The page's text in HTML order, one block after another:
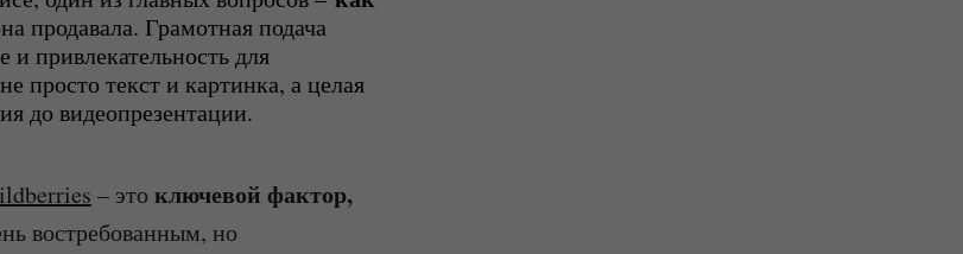
продавала. Грамотная подача
и привлекательность для
просто текст и картинка, а целая
до видеопрезентации.
– это ключевой фактор,
востребованным, но